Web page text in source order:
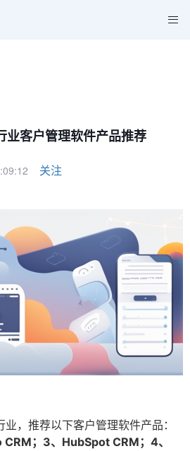
业客户管理软件产品推荐
关注
，推荐以下客户管理软件产品：
；3、HubSpot CRM；4、